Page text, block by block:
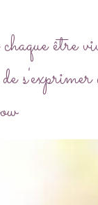
être
s'exprimer